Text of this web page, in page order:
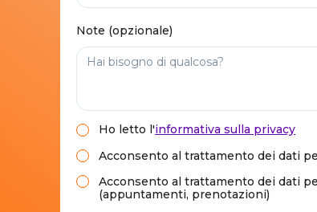
Note (opzionale)
Ho letto l'informativa sulla privacy
Acconsento al trattamento dei dati
Acconsento al trattamento dei dati
(appuntamenti, prenotazioni)